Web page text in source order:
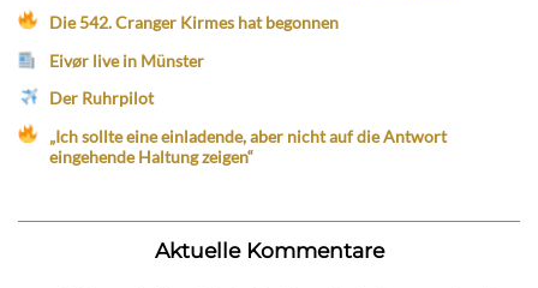
Die 542. Cranger Kirmes hat begonnen
Eivør live in Münster
Der Ruhrpilot
„Ich sollte eine einladende, aber nicht auf die Antwort
eingehende Haltung zeigen“
Aktuelle Kommentare